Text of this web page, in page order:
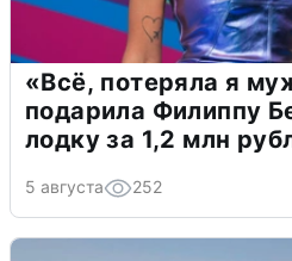
«Всё, потеряла я
подарила Филиппу
лодку за 1,2 млн
5 августа 252